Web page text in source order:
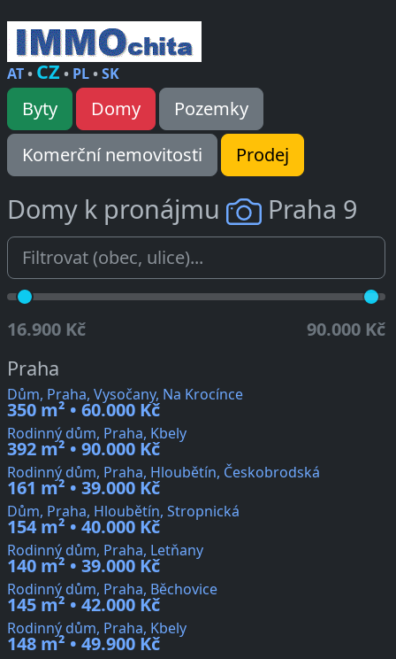
AT• CZ • PL•SK
Byty Domy
Pozemky
Komerční nemovitosti
Prodej
Domy k pronájmu Praha 9
16.900 Kč 90.000 Kč
Praha
Dům, Praha, Vysočany, Na Krocínce
350 m² • 60.000 Kč
Rodinný dům, Praha, Kbely
392 m² • 90.000 Kč
Rodinný dům, Praha, Hloubětín, Českobrodská
161 m² • 39.000 Kč
Dům, Praha, Hloubětín, Stropnická
154 m² • 40.000 Kč
Rodinný dům, Praha, Letňany
140 m² • 39.000 Kč
Rodinný dům, Praha, Běchovice
145 m² • 42.000 Kč
Rodinný dům, Praha, Kbely
148 m² • 49.900 Kč